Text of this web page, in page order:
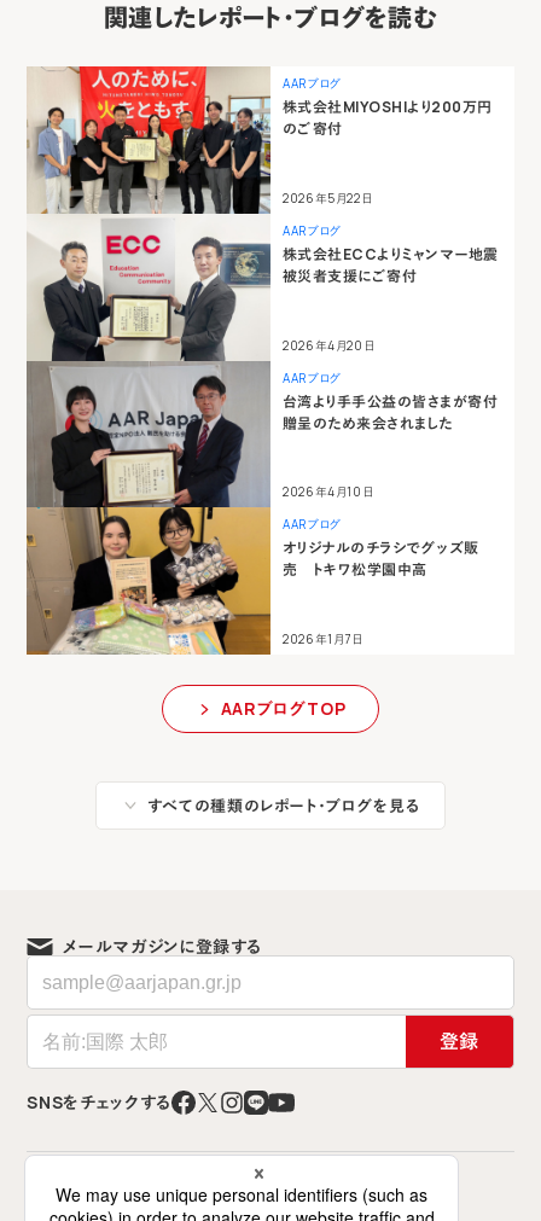
関連したレポート・ブログを読む
AARブログ
株式会社MIYOSHIより200万円
のご寄付
2026年5月22日
AARブログ
株式会社ECCよりミャンマー地震
被災者支援にご寄付
2026年4月20日
AARブログ
台湾より手手公益の皆さまが寄付
贈呈のため来会されました
2026年4月10日
AARブログ
オリジナルのチラシでグッズ販
売 トキワ松学園中高
2026年1月7日
AARブログTOP
すべての種類のレポート・ブログを見る
メールマガジンに登録する
登録
SNSをチェックする